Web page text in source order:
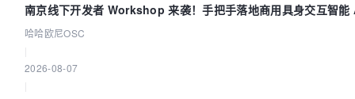
南京线下开发者 Workshop 来袭！手把手落地商用具身交互智
应用
哈哈欧尼OSC
2026-08-07